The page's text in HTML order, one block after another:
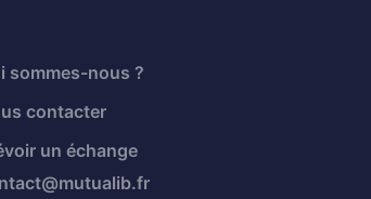
sommes-nous ?
contacter
un échange